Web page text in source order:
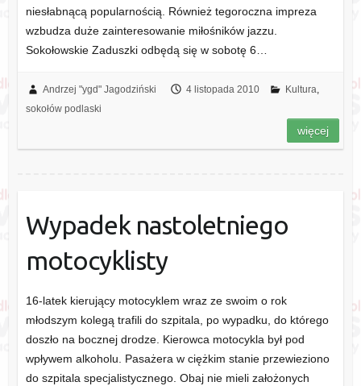
niesłabnącą popularnością. Również tegoroczna impreza
wzbudza duże zainteresowanie miłośników jazzu.
Sokołowskie Zaduszki odbędą się w sobotę 6…
Andrzej "ygd" Jagodziński 4 listopada 2010 Kultura,
sokołów podlaski
więcej
Wypadek nastoletniego
motocyklisty
16-latek kierujący motocyklem wraz ze swoim o rok
młodszym kolegą trafili do szpitala, po wypadku, do którego
doszło na bocznej drodze. Kierowca motocykla był pod
wpływem alkoholu. Pasażera w ciężkim stanie przewieziono
do szpitala specjalistycznego. Obaj nie mieli założonych